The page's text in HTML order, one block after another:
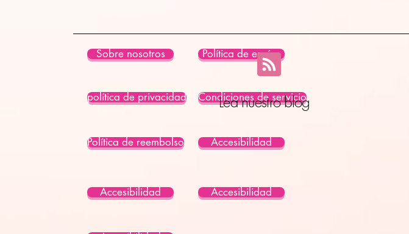
Sobre nosotros
política de privacidad
Política de envíos
Condiciones de servicio
Política de reembolso Accesibilidad
Accesibilidad Accesibilidad
Lea nuestro blog